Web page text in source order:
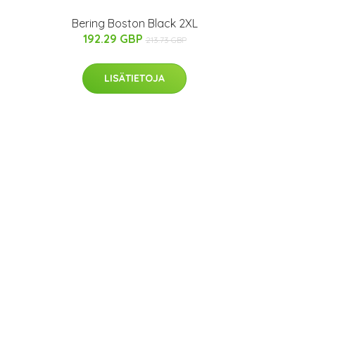
Bering Boston Black 2XL
192.29 GBP 213.73 GBP
LISÄTIETOJA